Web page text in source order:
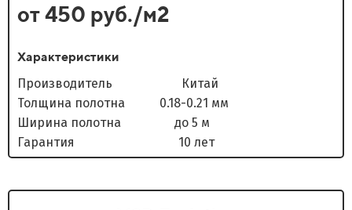
от 450 руб./м2
Характеристики
Производитель Китай
Толщина полотна 0.18-0.21 мм
Ширина полотна до 5 м
Гарантия 10 лет